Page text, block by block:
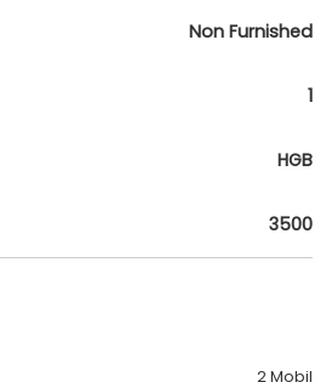
Non Furnished
1
HGB
3500
2 Mobil